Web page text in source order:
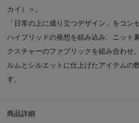
カイ）＞。
「日常の上に成り立つデザイン」をコン
ハイブリッドの発想を組み込み、ニット
クスチャーのファブリックを組み合わせ
ルムとシルエットに仕上げたアイテムの
す。
商品詳細